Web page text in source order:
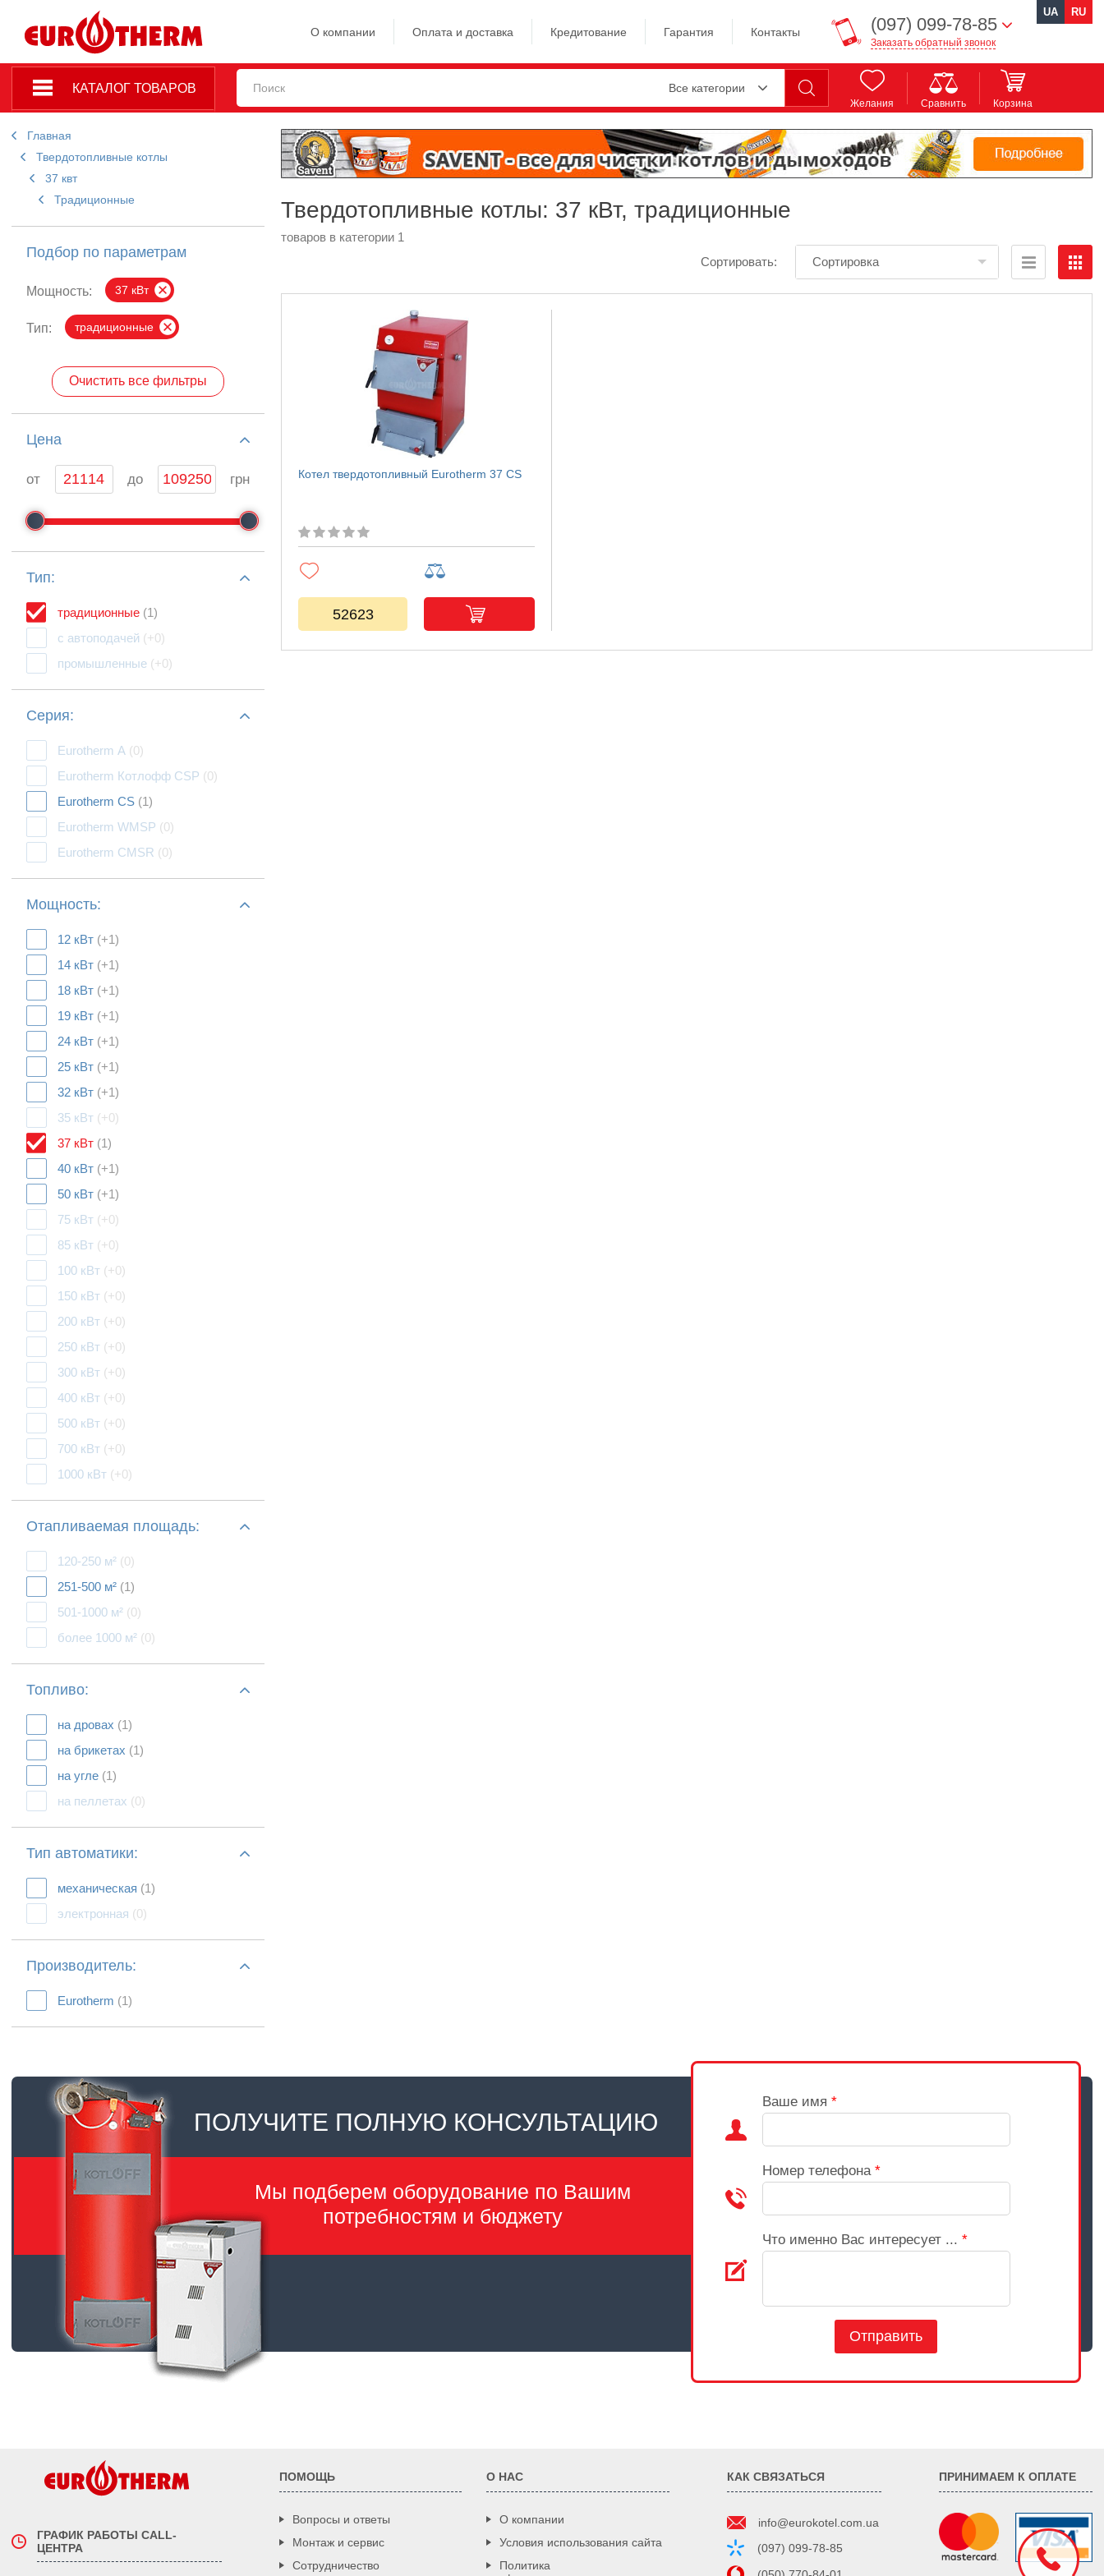
О компании Оплата и доставка Кредитование Гарантия Контакты (097) 099-78-85
Заказать обратный звонок
UA RU
КАТАЛОГ ТОВАРОВ Все категории
Желания Сравнить Корзина
Главная
Твердотопливные котлы
37 квт
Традиционные
Подбор по параметрам
Мощность: 37 кВт
Тип: традиционные
Очистить все фильтры
Цeна
от до грн
Тип:
традиционные (1)
с автоподачей (+0)
промышленные (+0)
Серия:
Eurotherm А (0)
Eurotherm Котлофф CSP (0)
Eurotherm CS (1)
Eurotherm WMSP (0)
Eurotherm CMSR (0)
Мощность:
12 кВт (+1)
14 кВт (+1)
18 кВт (+1)
19 кВт (+1)
24 кВт (+1)
25 кВт (+1)
32 кВт (+1)
35 кВт (+0)
37 кВт (1)
40 кВт (+1)
50 кВт (+1)
75 кВт (+0)
85 кВт (+0)
100 кВт (+0)
150 кВт (+0)
200 кВт (+0)
250 кВт (+0)
300 кВт (+0)
400 кВт (+0)
500 кВт (+0)
700 кВт (+0)
1000 кВт (+0)
Отапливаемая площадь:
120-250 м² (0)
251-500 м² (1)
501-1000 м² (0)
более 1000 м² (0)
Топливо:
на дровах (1)
на брикетах (1)
на угле (1)
на пеллетах (0)
Тип автоматики:
механическая (1)
электронная (0)
Производитель:
Eurotherm (1)
Твердотопливные котлы: 37 кВт, традиционные
товаров в категории 1
Сортировать:
Сортировка
Котел твердотопливный Eurotherm 37 CS
52623
ПОЛУЧИТЕ ПОЛНУЮ КОНСУЛЬТАЦИЮ
Мы подберем оборудование по Вашим
потребностям и бюджету
Ваше имя *
Номер телефона *
Что именно Вас интересует ... *
Отправить
ГРАФИК РАБОТЫ CALL-
ЦЕНТРА
ПОМОЩЬ
Вопросы и ответы
Монтаж и сервис
Сотрудничество
О НАС
О компании
Условия использования сайта
Политика
КАК СВЯЗАТЬСЯ
info@eurokotel.com.ua
(097) 099-78-85
ПРИНИМАЕМ К ОПЛАТЕ